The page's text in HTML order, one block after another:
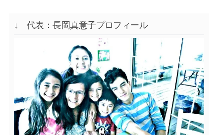
↓ 代表：長岡真意子プロフィール